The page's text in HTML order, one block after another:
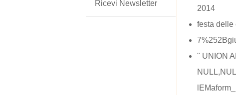
2014
festa delle
" UNION
Ricevi Newsletter